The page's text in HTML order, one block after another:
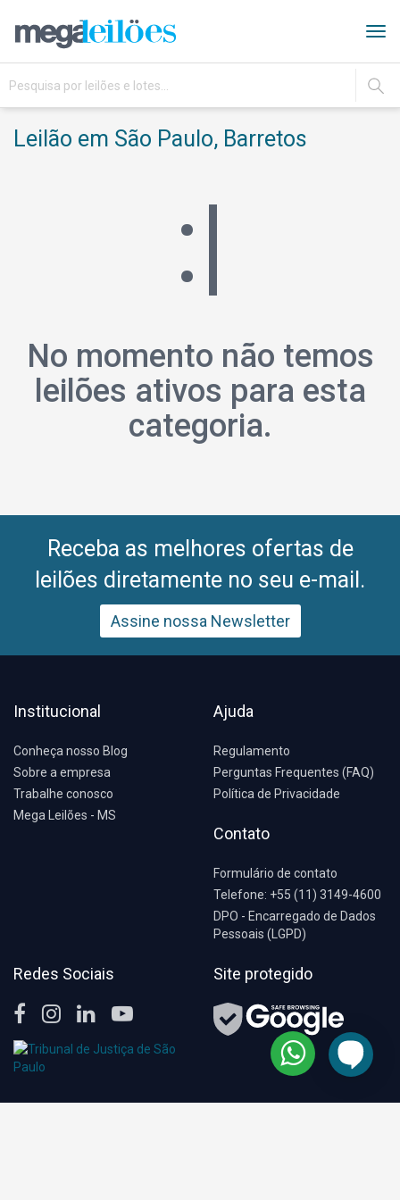
IR
Leilão em São Paulo, Barretos
:|
No momento não temos
leilões ativos para esta
categoria.
Receba as melhores ofertas de
leilões diretamente no seu e-mail.
Assine nossa Newsletter
Institucional
Conheça nosso Blog
Sobre a empresa
Trabalhe conosco
Mega Leilões - MS
Ajuda
Regulamento
Perguntas Frequentes (FAQ)
Política de Privacidade
Contato
Formulário de contato
Telefone: +55 (11) 3149-4600
DPO - Encarregado de Dados
Pessoais (LGPD)
Redes Sociais Site protegido